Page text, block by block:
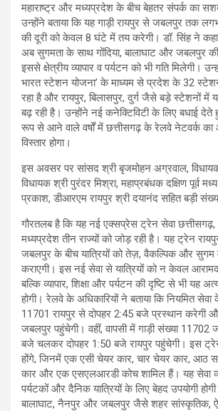
महाराष्ट्र और मध्यप्रदेश के बीच बेहतर संपर्क का
उन्होंने बताया कि यह गाड़ी रायपुर से जबलपुर तक
की दूरी को केवल 8 घंटे में तय करेगी। डॉ. सिंह ने
अब सुगमता के साथ गोंदिया, बालाघाट और जबलपुर
इससे क्षेत्रीय व्यापार व पर्यटन को भी गति मिलेगी।
भारत स्टेशन योजना’ के माध्यम से प्रदेश के 32 स्टेशन
रहा है और रायपुर, बिलासपुर, दुर्ग जैसे बड़े स्टेशनों में
बढ़ रही है। उन्होंने नई कनेक्टिविटी के लिए बधाई देते
रूप से आने वाले वर्षों में छत्तीसगढ़ के रेलवे नेटवर्क
विस्तार होगा।
इस अवसर पर सांसद श्री बृजमोहन अग्रवाल, विधायक
विधायक श्री पुरंदर मिश्रा, महाप्रबंधक दक्षिण पूर्व
प्रकाश, डीआरएम रायपुर श्री दयानंद सहित बड़ी
गौरतलब है कि यह नई एक्सप्रेस ट्रेन सेवा छत्तीसगढ़,
मध्यप्रदेश तीन राज्यों को जोड़ रही है। यह ट्रेन
जबलपुर के बीच यात्रियों को तेज़, वैकल्पिक और सुगम
कराएगी। इस नई सेवा से यात्रियों को न केवल
बल्कि व्यापार, शिक्षा और पर्यटन की दृष्टि से भी यह
होगी। रेलवे के अधिकारियों ने बताया कि नियमित
11701 रायपुर से दोपहर 2:45 बजे प्रस्थान करेगी
जबलपुर पहुंचेगी। वहीं, वापसी में गाड़ी संख्या
बजे चलकर दोपहर 1:50 बजे रायपुर पहुंचेगी। इस
होंगे, जिनमें एक एसी चेयर कार, चार चेयर कार, आठ
कार और एक एसएलआरडी कोच शामिल हैं। यह सेवा
पर्यटकों और दैनिक यात्रियों के लिए बेहद उपयोगी
बालाघाट, नैनपुर और जबलपुर जैसे शहर सांस्कृतिक,